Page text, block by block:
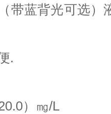
（带蓝背光可选）
.
）㎎/L